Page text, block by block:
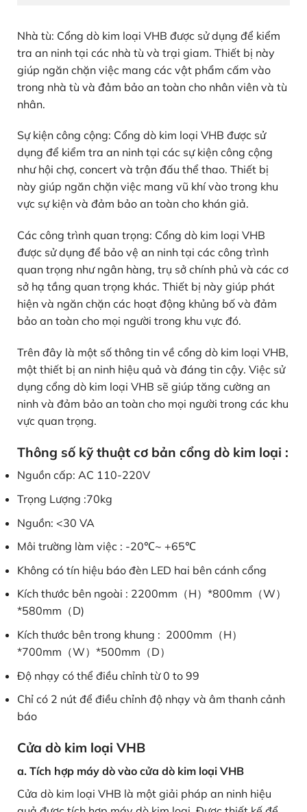
Nhà tù: Cổng dò kim loại VHB được sử dụng để kiểm
tra an ninh tại các nhà tù và trại giam. Thiết bị này
giúp ngăn chặn việc mang các vật phẩm cấm vào
trong nhà tù và đảm bảo an toàn cho nhân viên và tù
nhân.
Sự kiện công cộng: Cổng dò kim loại VHB được sử
dụng để kiểm tra an ninh tại các sự kiện công cộng
như hội chợ, concert và trận đấu thể thao. Thiết bị
này giúp ngăn chặn việc mang vũ khí vào trong khu
vực sự kiện và đảm bảo an toàn cho khán giả.
Các công trình quan trọng: Cổng dò kim loại VHB
được sử dụng để bảo vệ an ninh tại các công trình
quan trọng như ngân hàng, trụ sở chính phủ và các cơ
sở hạ tầng quan trọng khác. Thiết bị này giúp phát
hiện và ngăn chặn các hoạt động khủng bố và đảm
bảo an toàn cho mọi người trong khu vực đó.
Trên đây là một số thông tin về cổng dò kim loại VHB,
một thiết bị an ninh hiệu quả và đáng tin cậy. Việc sử
dụng cổng dò kim loại VHB sẽ giúp tăng cường an
ninh và đảm bảo an toàn cho mọi người trong các khu
vực quan trọng.
Thông số kỹ thuật cơ bản cổng dò kim loại :
Nguồn cấp: AC 110-220V
Trọng Lượng :70kg
Nguồn: <30 VA
Môi trường làm việc : -20℃~ +65℃
Không có tín hiệu báo đèn LED hai bên cánh cổng
Kích thước bên ngoài : 2200mm（H）*800mm（W）
*580mm（D)
Kích thước bên trong khung : 2000mm（H）
*700mm（W）*500mm（D）
Độ nhạy có thể điều chỉnh từ 0 to 99
Chỉ có 2 nút để điều chỉnh độ nhạy và âm thanh cảnh
báo
Cửa dò kim loại VHB
a. Tích hợp máy dò vào cửa dò kim loại VHB
Cửa dò kim loại VHB là một giải pháp an ninh hiệu